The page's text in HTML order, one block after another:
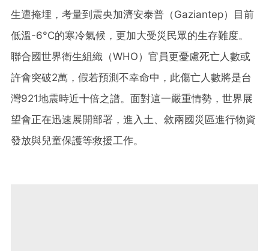
生遭掩埋，考量到震央加濟安泰普（Gaziantep）目前
低溫-6°C的寒冷氣候，更加大受災民眾的生存難度。
聯合國世界衛生組織（WHO）官員更憂慮死亡人數或
許會突破2萬，假若預測不幸命中，此傷亡人數將是台
灣921地震時近十倍之譜。面對這一嚴重情勢，世界展
望會正在迅速展開部署，進入土、敘兩國災區進行物資
發放與兒童保護等救援工作。